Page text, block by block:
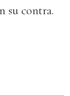
su contra.